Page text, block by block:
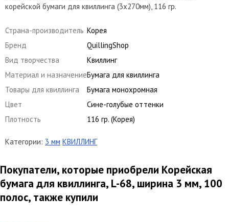
корейской бумаги для квиллинга (3х270мм), 116 гр.
Страна-производитель Корея
Бренд
QuillingShop
Вид творчества
Квиллинг
Материал и назначениеБумага для квиллинга
Товары для квиллинга
Бумага монохромная
Цвет
Сине-голубые оттенки
Плотность
116 гр. (Корея)
Категории: 3 мм КВИЛЛИНГ
Покупатели, которые приобрели Корейская
бумага для квиллинга, L-68, ширина 3 мм, 100
полос, также купили